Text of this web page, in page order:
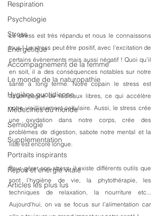
Respiration
Psychologie
Stress
Energétique
Accompagnement de la femme
Le monde de la naturopathie
Hygiène quotidienne
Medecines du monde
Semiologie
Supplementation
Portraits inspirants
Repos et energie vitale
Articles les plus lus
Le stress est très répandu et nous le connaissons
tous ! Le stress peut être positif, avec l’excitation de
certains évènements mais aussi négatif ! Quoi qu’il
en soit, il a des conséquences notables sur notre
santé à long terme. Notre copain le stress est
accompagné de radicaux libres, ce qui accélère
notre vieillissement cellulaire. Aussi, le stress crée
une oxydation dans notre corps, crée des
problèmes de digestion, sabote notre mental et la
liste est encore longue.
Pour gérer son stress, il existe différents outils que
sont l’hygiène de vie, la phytothérapie, les
techniques de relaxation, la nourriture etc...
Aujourd’hui, on va se focus sur l’alimentation car